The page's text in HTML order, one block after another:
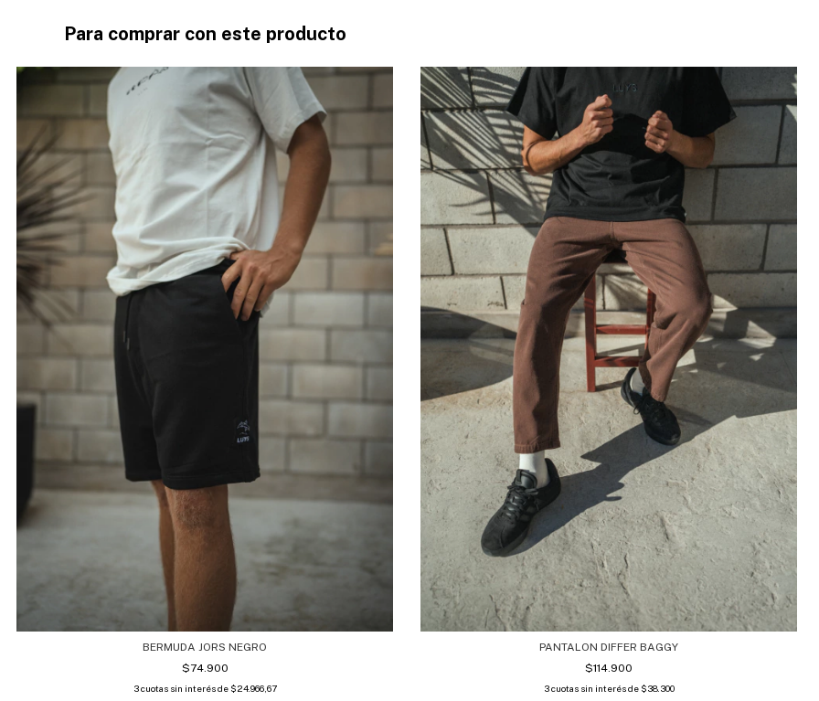
Para comprar con este producto
BERMUDA JORS NEGRO
$74.900
3 cuotas sin interés de $24.966,67
PANTALON DIFFER BAGGY
$114.900
3 cuotas sin interés de $38.300